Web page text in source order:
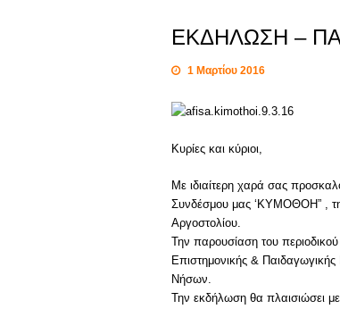
ΕΚΔΗΛΩΣΗ –
1 Μαρτίου 2016
Κυρίες και κύριοι,
Με ιδιαίτερη χαρά σας
Συνδέσμου μας ‘ΚΥΜΟΘΟΗ” ,
Αργοστολίου.
Την παρουσίαση του
Επιστημονικής &
Νήσων.
Την εκδήλωση θα πλαισιώσει